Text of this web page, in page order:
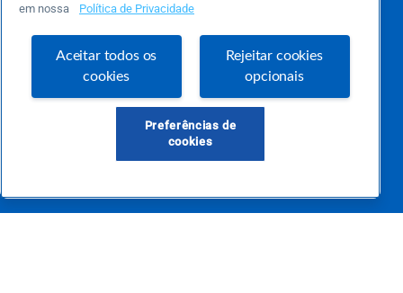
O Sebrae não se responsabiliza pelo conteúdo publicado por terceiros.
Uma das maiores Comunidades de Empreendedorismo do Brasil, a Comunidade
pertinentes e temas específicos que se conecte com a realidade da sua empresa.
E claro, conte sempre com o Sebrae/PR, em todos os momentos de sua vida
em nossa
Política de Privacidade
Aceitar todos os
cookies
Rejeitar cookies
opcionais
Preferências de
cookies